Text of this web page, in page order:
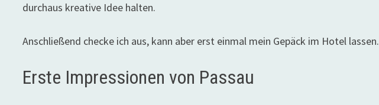
durchaus kreative Idee halten.
Anschließend checke ich aus, kann aber erst einmal mein Gepäck im Hotel lassen.
Erste Impressionen von Passau